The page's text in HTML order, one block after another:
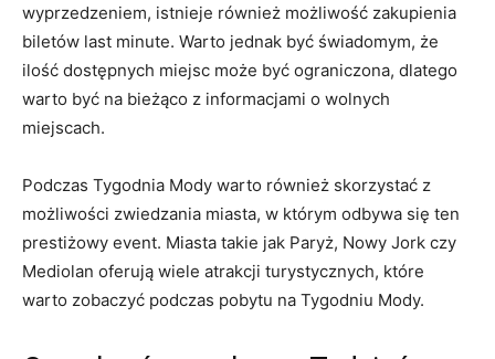
⁣wyprzedzeniem, istnieje również możliwość zakupienia
biletów last ⁢minute. Warto jednak być ​świadomym, że
ilość dostępnych‌ miejsc może być ograniczona, dlatego
warto być na bieżąco z informacjami o wolnych​
miejscach.
Podczas ​Tygodnia Mody‍ warto ⁣również skorzystać z
możliwości zwiedzania miasta, w którym odbywa się ten
prestiżowy event. Miasta takie jak Paryż, Nowy Jork czy
Mediolan oferują wiele atrakcji turystycznych, które
warto zobaczyć podczas⁣ pobytu na Tygodniu Mody.